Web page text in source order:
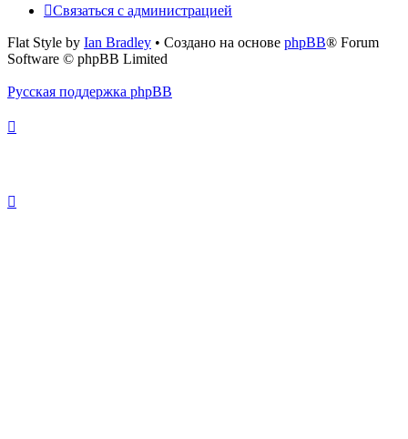
Связаться с администрацией
Flat Style by Ian Bradley • Создано на основе phpBB® Forum
Software © phpBB Limited
Русская поддержка phpBB